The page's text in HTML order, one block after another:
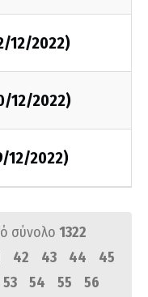
12/2022)
12/2022)
12/2022)
σύνολο 1322
42 43 44
45
53 54 55
56